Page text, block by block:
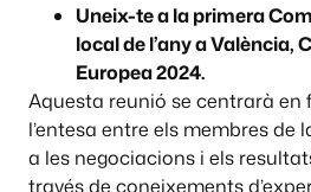
Uneix-te a la primera
local de l’any a València,
Europea 2024.
Aquesta reunió se centrarà en
l’entesa entre els membres
a les negociacions i els
través de coneixements